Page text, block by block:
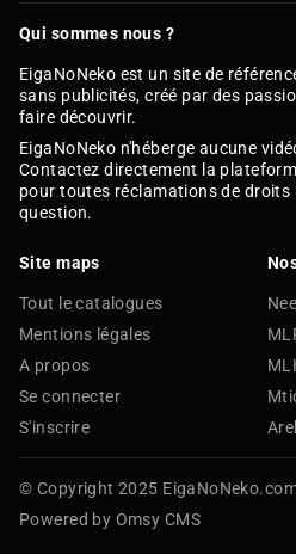
Qui sommes nous ?
EigaNoNeko est un site de
sans publicités, créé par des
faire découvrir.
EigaNoNeko n'héberge aucune
Contactez directement la
pour toutes réclamations de droits
question.
Site maps
Tout le catalogues
Mentions légales
A propos
Se connecter
S'inscrire
© Copyright 2025
Powered by Omsy CMS